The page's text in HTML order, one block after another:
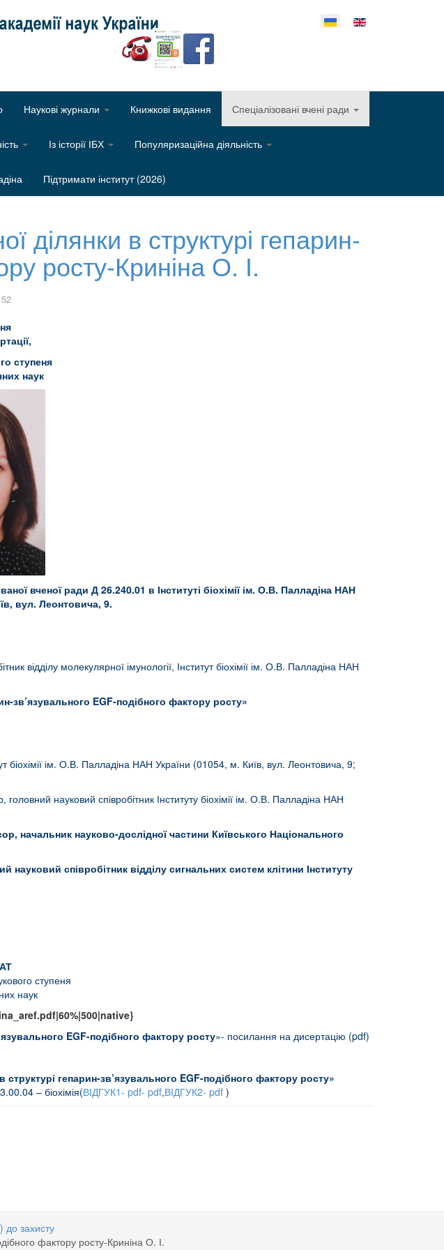
Оберіть свою мову
Наукові журнали Книжкові видання Спеціалізовані вчені ради
Із історії ІБХ Популяризаційна діяльність
Підтримати інститут (2026)
ділянки в структурі гепарин-
росту-Криніна О. І.
ступеня
наук
вченої ради Д 26.240.01 в Інституті біохімії ім. О.В. Палладіна НАН
вул. Леонтовича, 9.
відділу молекулярної імунології, Інститут біохімії ім. О.В. Палладіна НАН
зв’язувального EGF-подібного фактору росту»
біохімії ім. О.В. Палладіна НАН України (01054, м. Київ, вул. Леонтовича, 9;
головний науковий співробітник Інституту біохімії ім. О.В. Палладіна НАН
начальник науково-дослідної частини Київського Національного
науковий співробітник відділу сигнальних систем клітини Інституту
ступеня
наук
EGF-подібного фактору росту»- посилання на дисертацію (pdf)
структурі гепарин-зв’язувального EGF-подібного фактору росту»
– біохімія(ВІДГУК1- pdf- pdf,ВІДГУК2- pdf )
мітохондріях-Успенська К.Р.
ЗАЛОЗИ ТА ГЕПАТОЦИТІВ ЩУРІВ - МАНЬКО Б. О.
до захисту
фактору росту-Криніна О. І.